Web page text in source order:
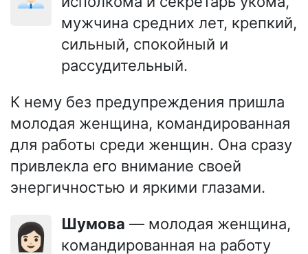
мужчина средних лет, крепкий,
сильный, спокойный и
рассудительный.
К нему без предупреждения пришла
молодая женщина, командированная
для работы среди женщин. Она сразу
привлекла его внимание своей
энергичностью и яркими глазами.
👩🏻 Шумова — молодая женщина,
командированная на работу